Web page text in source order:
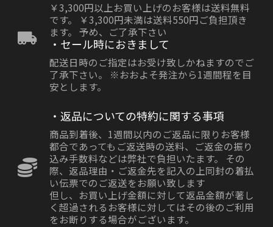
￥3,300円以上お買い上げのお客様は送料無料
です。 ￥3,300円未満は送料550円ご負担頂き
ます。 予め、ご了承下さい
・セール時におきまして
配送日時のご指定はお受け致しかねますのでご
了承下さい。 ※おおよそ発注から1週間程を目
安とします。
・返品についての特約に関する事項
商品到着後、1週間以内のご返品に限りお客様
都合であってもご返送時の送料、ご返金の振り
込み手数料などは弊社で負担いたます。 その
際、返品理由・ご返金先を記入の上同封の着払
い伝票でのご返送をお願い致します
但し、お買い上げ金額に対して返品金額が著し
く超過されるお客様に対してはその後のご利用
をお断りする場合がございます。